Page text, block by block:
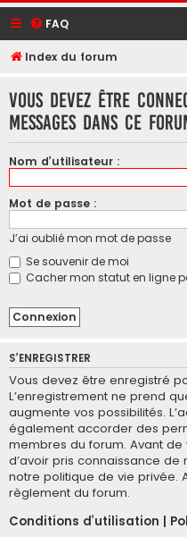
FAQ
Index du forum
Vous devez être
messages dans ce
Nom d’utilisateur :
Mot de passe :
J’ai oublié mon mot de passe
Se souvenir de moi
Cacher mon statut en ligne
S’ENREGISTRER
Vous devez être enregistré
L’enregistrement ne prend
augmente vos possibilités.
également accorder des
membres du forum. Avant
d’avoir pris connaissance de
notre politique de vie privée.
règlement du forum.
Conditions d’utilisation |